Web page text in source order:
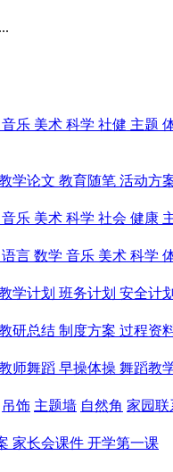
音乐 美术 科学 社健 主题
学论文 教育随笔 活动方
音乐 美术 科学 社会 健康
语言 数学 音乐 美术 科学
学计划 班务计划 安全计划
研总结 制度方案 过程资
师舞蹈 早操体操 舞蹈教
吊饰 主题墙 自然角 家园联
家长会课件 开学第一课